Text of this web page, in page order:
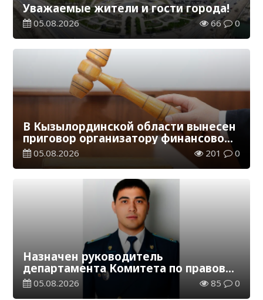
Уважаемые жители и гости города!
05.08.2026 66 0
В Кызылординской области вынесен
приговор организатору финансовой
пирамиды
05.08.2026 201 0
Назначен руководитель
департамента Комитета по правовой
статистике и специальным учетам
по Кызылординской области
05.08.2026 85 0